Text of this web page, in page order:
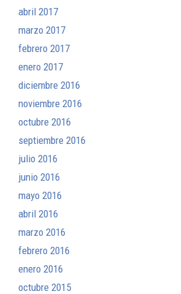
abril 2017
marzo 2017
febrero 2017
enero 2017
diciembre 2016
noviembre 2016
octubre 2016
septiembre 2016
julio 2016
junio 2016
mayo 2016
abril 2016
marzo 2016
febrero 2016
enero 2016
octubre 2015